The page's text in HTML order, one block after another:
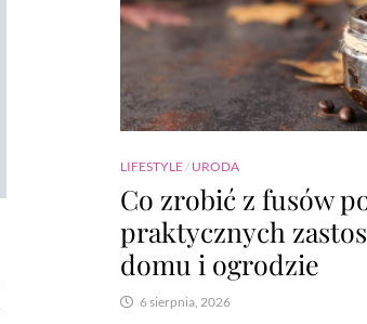
LIFESTYLE/ URODA
Co zrobić z fusów
praktycznych
domu i ogrodzie
6 sierpnia, 2026